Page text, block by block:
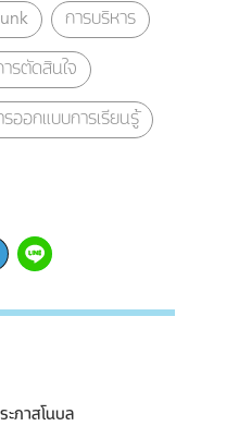
การบริหาร
ารตัดสินใจ
รออกแบบการเรียนรู้
ะภาสโนบล